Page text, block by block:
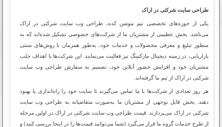
طراحی سایت شرکتی در اراک
یکی از حوزه‌های تخصصی تیم موشن کده، طراحی وب سایت شرکتی در اراک
می‌باشد. بخش عظیمی از مشتریان ما از شرکت‌های خصوصی تشکیل شده‌اند که به
منظور تبلیغ و معرفی محصولات و خدمات خود، به‌طور همزمان با روش‌های سنتی
بازاریابی، در زمینه دیجیتال مارکتینگ نیز فعالیت می‌نمایند. این شرکت‌ها با اهداف جلب
مشتریان خود و افزایش حضور آنلاین خود، تصمیم به سفارش طراحی وب سایت
شرکتی در اراک از تیم ما گرفته‌اند.
هر روز تعدادی از شرکت‌ها با ما تماس می‌گیرند تا سایت خود را راه‌اندازی یا بهبود
دهند. بخش قابل توجهی از مشتریان ما به‌صورت متقاضیانه به طراحی وب سایت
شرکتی در اراک می‌پردازند. قیمت طراحی وب سایت شرکتی در اراک در اولین مرحله
از طرح خدمات گروه ما قرار می‌گیرد (شما می‌توانید قیمت‌ها را در اینجا بررسی کنید) و